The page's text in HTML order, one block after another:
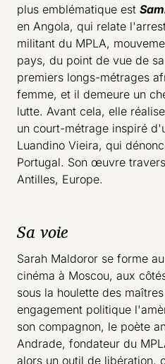
plus emblématique est
en Angola, qui relate
militant du MPLA,
pays, du point de vue de
premiers longs-métrages
femme, et il demeure un
lutte. Avant cela, elle réalise
un court-métrage inspiré
Luandino Vieira, qui
Portugal. Son œuvre
Antilles, Europe.
Sa voie
Sarah Maldoror se forme
cinéma à Moscou, aux
sous la houlette des
engagement politique
son compagnon, le poète
Andrade, fondateur du
alors un outil de libération,